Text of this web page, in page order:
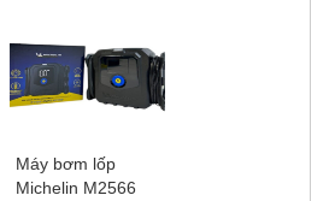
Máy bơm lốp
Michelin M2566